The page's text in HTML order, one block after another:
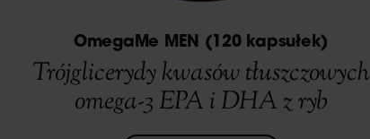
OmegaMe MEN (120 kapsułek)
Trójglicerydy kwasów tłuszczowych
omega-3 EPA i DHA z ryb